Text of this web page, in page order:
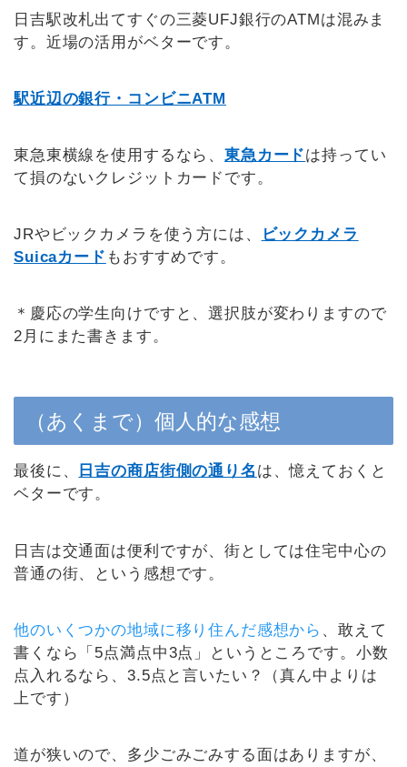
日吉駅改札出てすぐの三菱UFJ銀行のATMは混みま
す。近場の活用がベターです。
駅近辺の銀行・コンビニATM
東急東横線を使用するなら、東急カードは持ってい
て損のないクレジットカードです。
JRやビックカメラを使う方には、
ビックカメラ
Suicaカード もおすすめです。
＊慶応の学生向けですと、選択肢が変わりますので
2月にまた書きます。
（あくまで）個人的な感想
最後に、 日吉の商店街側の通り名 は、憶えておくと
ベターです。
日吉は交通面は便利ですが、街としては住宅中心の
普通の街、という感想です。
他のいくつかの地域に移り住んだ感想から 、敢えて
書くなら「5点満点中3点」というところです。小数
点入れるなら、3.5点と言いたい？（真ん中よりは
上です）
道が狭いので、多少ごみごみする面はありますが、